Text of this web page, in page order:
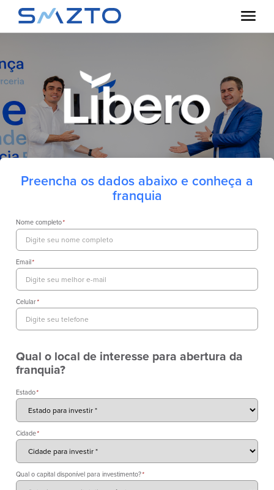
Preencha os dados abaixo e conheça a
franquia
Nome completo*
Email*
Celular*
Qual o local de interesse para abertura da
franquia?
Estado*
Cidade*
Qual o capital disponível para investimento?*